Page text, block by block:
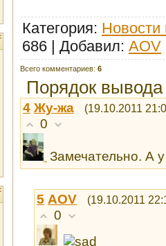
Категория: Новости
686 | Добавил: AOV
Всего комментариев: 6
Порядок
4 Жу-жа (19.10.2011
0
Замечательно. А
5 AOV (19.10.2011
0